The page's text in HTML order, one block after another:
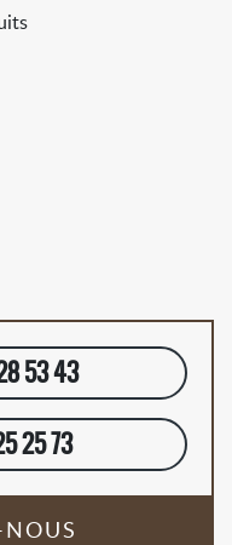
53 43
25 73